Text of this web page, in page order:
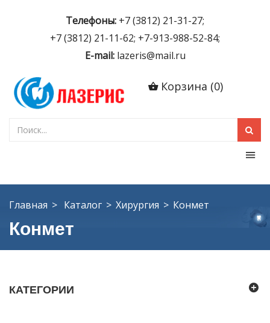
Телефоны: +7 (3812) 21-31-27;
+7 (3812) 21-11-62; +7-913-988-52-84;
E-mail:lazeris@mail.ru
Корзина (0)
Главная Каталог Хирургия Конмет
Конмет
КАТЕГОРИИ